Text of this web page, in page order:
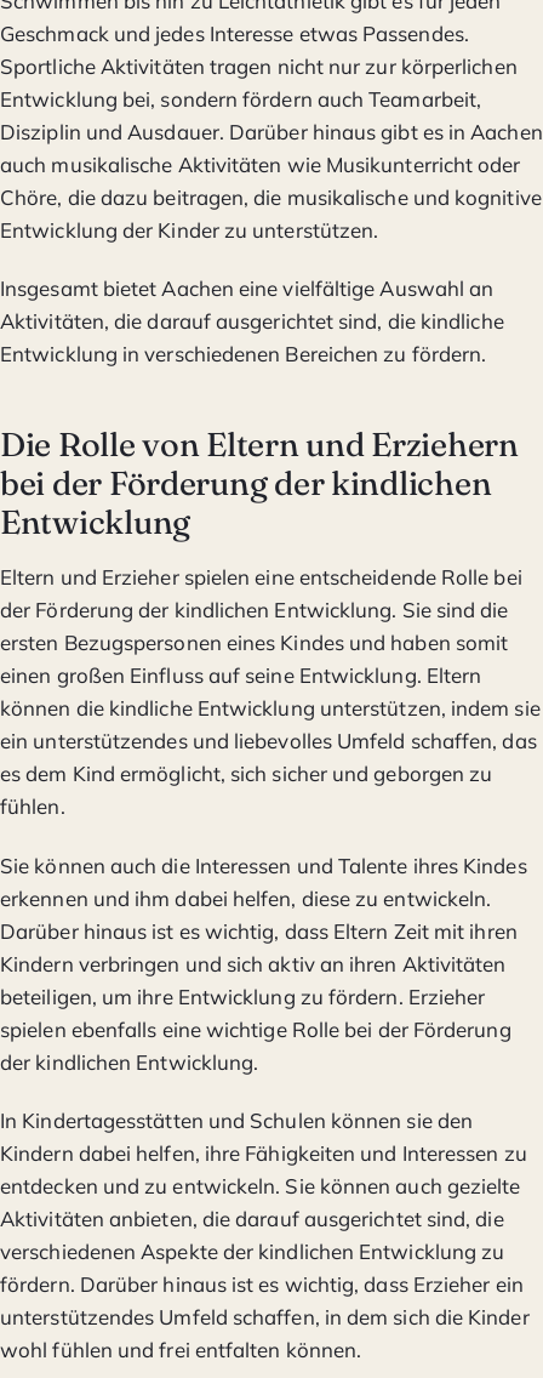
Geschmack und jedes Interesse etwas Passendes.
Sportliche Aktivitäten tragen nicht nur zur körperlichen
Entwicklung bei, sondern fördern auch Teamarbeit,
Disziplin und Ausdauer. Darüber hinaus gibt es in Aachen
auch musikalische Aktivitäten wie Musikunterricht oder
Chöre, die dazu beitragen, die musikalische und kognitive
Entwicklung der Kinder zu unterstützen.
Insgesamt bietet Aachen eine vielfältige Auswahl an
Aktivitäten, die darauf ausgerichtet sind, die kindliche
Entwicklung in verschiedenen Bereichen zu fördern.
Die Rolle von Eltern und Erziehern
bei der Förderung der kindlichen
Entwicklung
Eltern und Erzieher spielen eine entscheidende Rolle bei
der Förderung der kindlichen Entwicklung. Sie sind die
ersten Bezugspersonen eines Kindes und haben somit
einen großen Einfluss auf seine Entwicklung. Eltern
können die kindliche Entwicklung unterstützen, indem sie
ein unterstützendes und liebevolles Umfeld schaffen, das
es dem Kind ermöglicht, sich sicher und geborgen zu
fühlen.
Sie können auch die Interessen und Talente ihres Kindes
erkennen und ihm dabei helfen, diese zu entwickeln.
Darüber hinaus ist es wichtig, dass Eltern Zeit mit ihren
Kindern verbringen und sich aktiv an ihren Aktivitäten
beteiligen, um ihre Entwicklung zu fördern. Erzieher
spielen ebenfalls eine wichtige Rolle bei der Förderung
der kindlichen Entwicklung.
In Kindertagesstätten und Schulen können sie den
Kindern dabei helfen, ihre Fähigkeiten und Interessen zu
entdecken und zu entwickeln. Sie können auch gezielte
Aktivitäten anbieten, die darauf ausgerichtet sind, die
verschiedenen Aspekte der kindlichen Entwicklung zu
fördern. Darüber hinaus ist es wichtig, dass Erzieher ein
unterstützendes Umfeld schaffen, in dem sich die Kinder
wohl fühlen und frei entfalten können.